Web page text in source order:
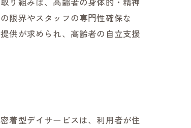
限界やスタッフの専門性確保な
供が求められ、高齢者の自立支援
着型デイサービスは、利用者が住